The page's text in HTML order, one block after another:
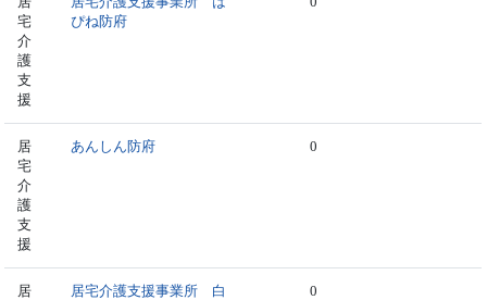
宅
介
護
支
援
ぴね防府
居
宅
介
護
支
援
あんしん防府 0
居
居宅介護支援事業所 白
0